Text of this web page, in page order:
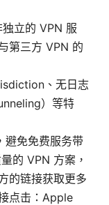
立的 VPN 服
第三方 VPN 的
、无日志
）等特
避免免费服务带
的 VPN 方案，
的链接获取更多
点击：Apple